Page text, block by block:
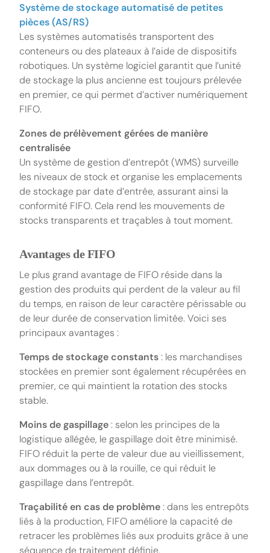
Système de stockage automatisé de petites
pièces (AS/RS)
Les systèmes automatisés transportent des
conteneurs ou des plateaux à l’aide de dispositifs
robotiques. Un système logiciel garantit que l’unité
de stockage la plus ancienne est toujours prélevée
en premier, ce qui permet d’activer numériquement
FIFO.
Zones de prélèvement gérées de manière
centralisée
Un système de gestion d’entrepôt (WMS) surveille
les niveaux de stock et organise les emplacements
de stockage par date d’entrée, assurant ainsi la
conformité FIFO. Cela rend les mouvements de
stocks transparents et traçables à tout moment.
Avantages de FIFO
Le plus grand avantage de FIFO réside dans la
gestion des produits qui perdent de la valeur au fil
du temps, en raison de leur caractère périssable ou
de leur durée de conservation limitée. Voici ses
principaux avantages :
Temps de stockage constants: les marchandises
stockées en premier sont également récupérées en
premier, ce qui maintient la rotation des stocks
stable.
Moins de gaspillage: selon les principes de la
logistique allégée, le gaspillage doit être minimisé.
FIFO réduit la perte de valeur due au vieillissement,
aux dommages ou à la rouille, ce qui réduit le
gaspillage dans l’entrepôt.
Traçabilité en cas de problème: dans les entrepôts
liés à la production, FIFO améliore la capacité de
retracer les problèmes liés aux produits grâce à une
séquence de traitement définie.